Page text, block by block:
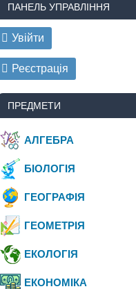
ПАНЕЛЬ УПРАВЛІННЯ
Увійти
Реєстрація
ПРЕДМЕТИ
АЛГЕБРА
БІОЛОГІЯ
ГЕОГРАФІЯ
ГЕОМЕТРІЯ
ЕКОЛОГІЯ
ЕКОНОМІКА